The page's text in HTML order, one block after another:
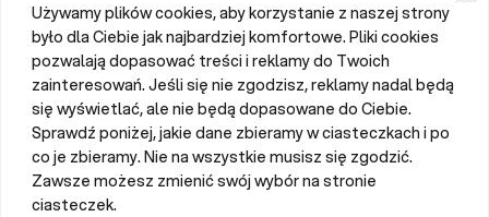
Używamy plików cookies, aby korzystanie z naszej strony
było dla Ciebie jak najbardziej komfortowe. Pliki cookies
pozwalają dopasować treści i reklamy do Twoich
zainteresowań. Jeśli się nie zgodzisz, reklamy nadal będą
się wyświetlać, ale nie będą dopasowane do Ciebie.
Sprawdź poniżej, jakie dane zbieramy w ciasteczkach i po
co je zbieramy. Nie na wszystkie musisz się zgodzić.
Zawsze możesz zmienić swój wybór na stronie
ciasteczek.